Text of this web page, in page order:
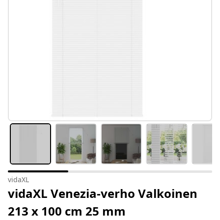
vidaXL
vidaXL Venezia-verho Valkoinen
213 x 100 cm 25 mm